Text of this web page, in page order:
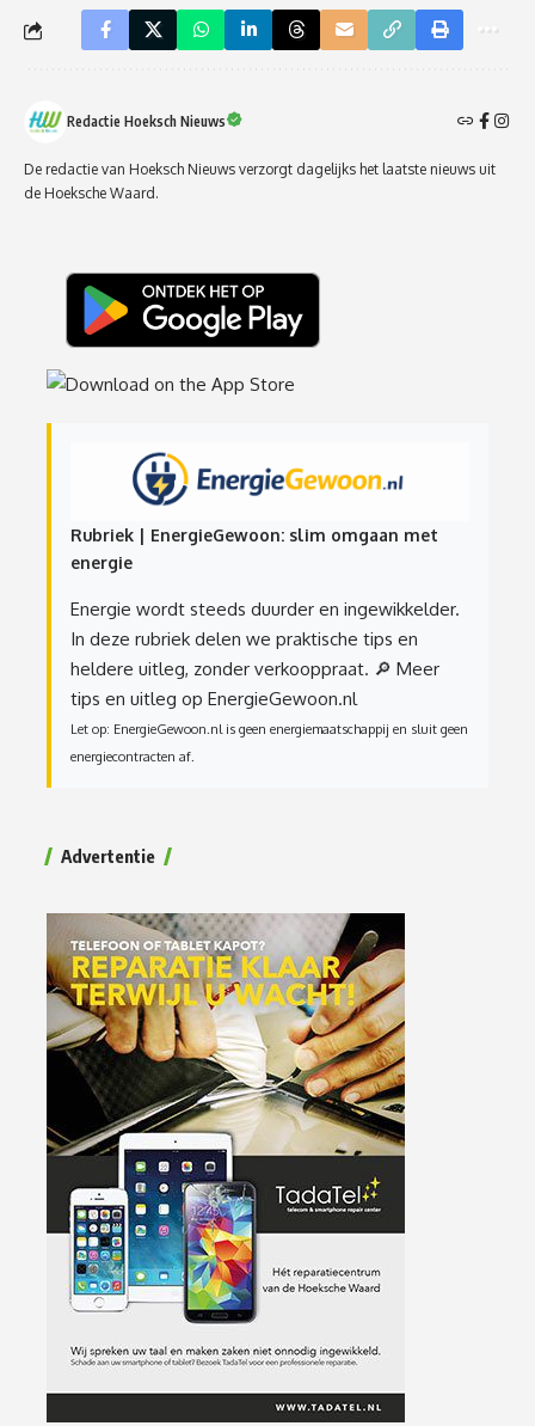
Redactie Hoeksch Nieuws
De redactie van Hoeksch Nieuws verzorgt dagelijks het laatste nieuws uit
de Hoeksche Waard.
Rubriek | EnergieGewoon: slim omgaan met
energie
Energie wordt steeds duurder en ingewikkelder.
In deze rubriek delen we praktische tips en
heldere uitleg, zonder verkooppraat. 🔎 Meer
tips en uitleg op EnergieGewoon.nl
Let op: EnergieGewoon.nl is geen energiemaatschappij en sluit geen
energiecontracten af.
Advertentie